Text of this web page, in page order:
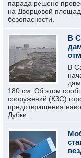
парада решено
на Дворцовой
безопасности.
В
В
180 см. Об этом
сооружений (КЗС)
предотвращения
Дубки.